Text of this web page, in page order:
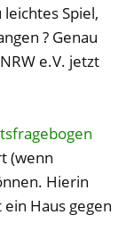
Spiel,
? Genau
e.V. jetzt
(wenn
Hierin
Haus gegen